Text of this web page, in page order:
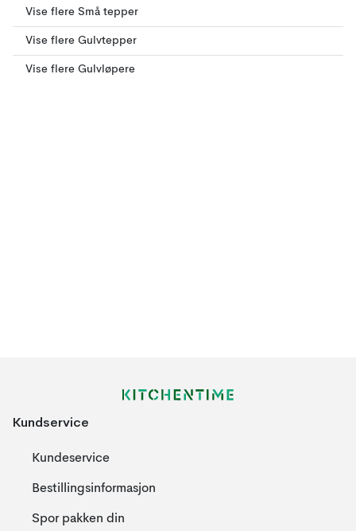
Vise flere Små tepper
Vise flere Gulvtepper
Vise flere Gulvløpere
Kundservice
Kundeservice
Bestillingsinformasjon
Spor pakken din